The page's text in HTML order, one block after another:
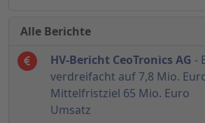
Alle Berichte
HV-Bericht CeoTronics AG -
verdreifacht auf 7,8 Mio.
Mittelfristziel 65 Mio. Euro
Umsatz